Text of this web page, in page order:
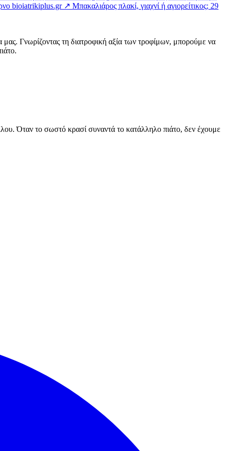
bioiatrikiplus.gr ↗ Μπακαλιάρος πλακί, γιαχνί ή αγιορείτικος; 29
Γνωρίζοντας τη διατροφική αξία των τροφίμων, μπορούμε να
Όταν το σωστό κρασί συναντά το κατάλληλο πιάτο, δεν έχουμε